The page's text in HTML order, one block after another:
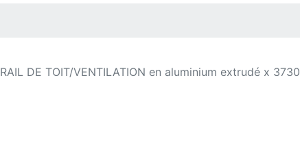
RAIL DE TOIT/VENTILATION en aluminium extrudé x 3730